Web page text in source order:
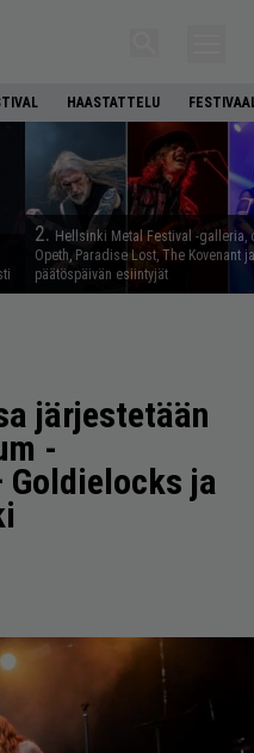
HAASTATTELU
2. Hellsinki Metal Festival -galleria,
Opeth, Paradise Lost, The Kovenant
päätöspäivän esiintyjät
järjestetään
-
ja